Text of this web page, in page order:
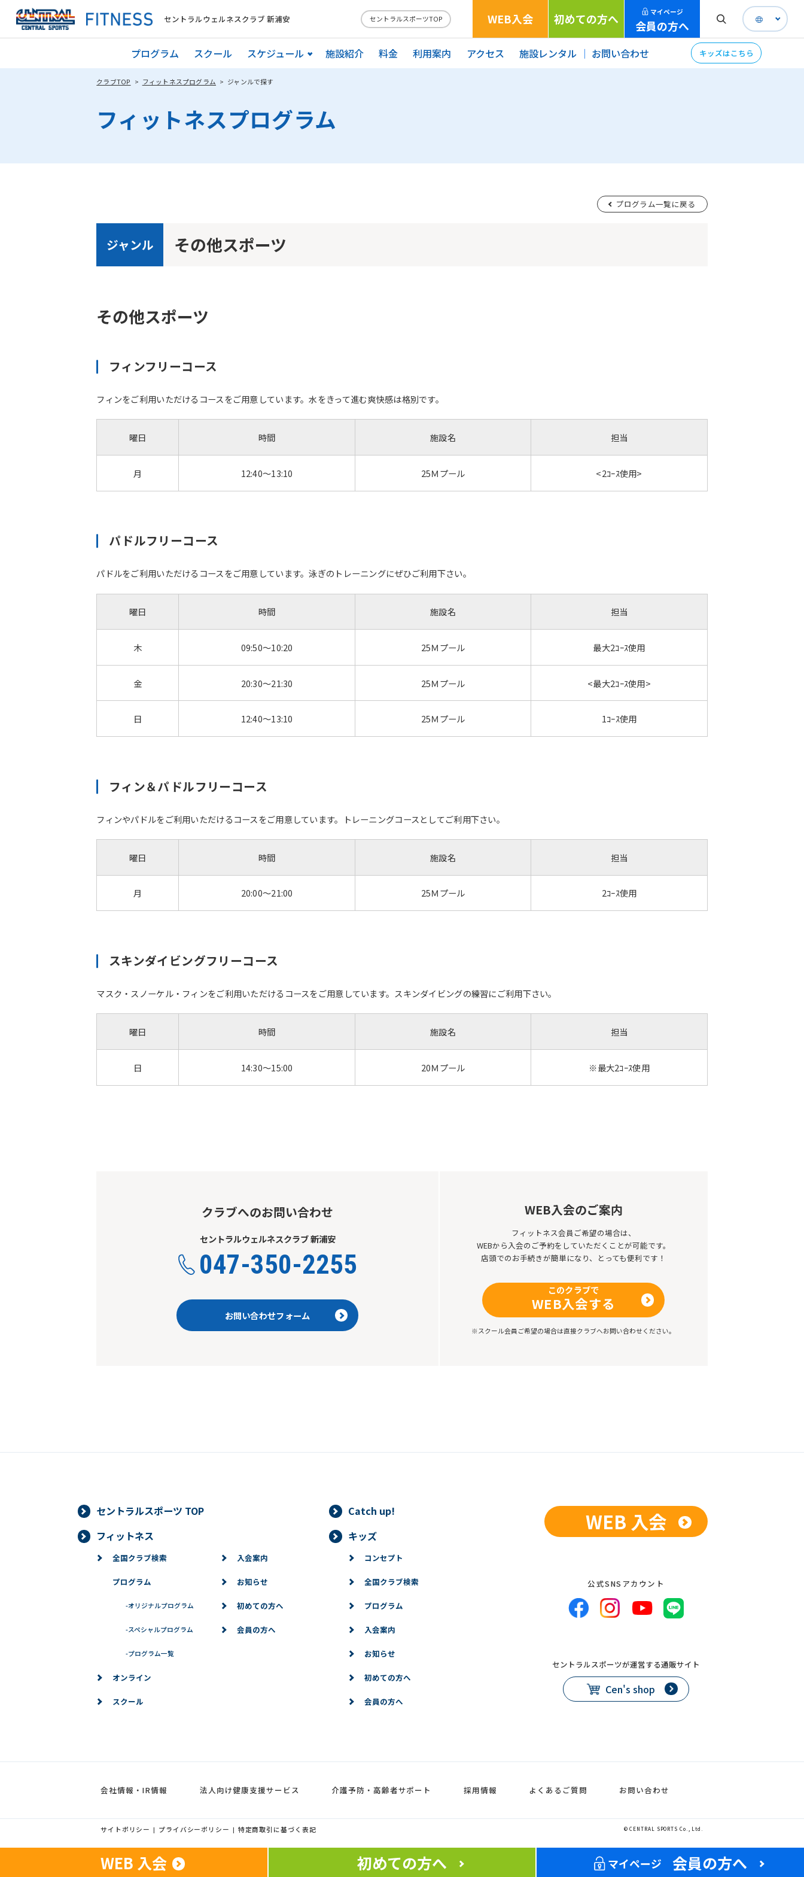
セントラルウェルネスクラブ 新浦安 セントラルスポーツTOP WEB入会 初めての方へ マイページ
会員の方へ
プログラム スクール スケジュール 施設紹介 料金 利用案内 アクセス 施設レンタル お問い合わせ キッズはこちら
クラブTOP フィットネスプログラム ジャンルで探す
フィットネスプログラム
プログラム一覧に戻る
ジャンル その他スポーツ
その他スポーツ
フィンフリーコース
フィンをご利用いただけるコースをご用意しています。水をきって進む爽快感は格別です。
曜日
月
時間
12:40～13:10
施設名
25Ｍプール
担当
<2ｺｰｽ使用>
パドルフリーコース
パドルをご利用いただけるコースをご用意しています。泳ぎのトレーニングにぜひご利用下さい。
曜日
木
時間
09:50～10:20
施設名
25Ｍプール
担当
最大2ｺｰｽ使用
金 20:30～21:30 25Ｍプール <最大2ｺｰｽ使用>
日 12:40～13:10 25Ｍプール 1ｺｰｽ使用
フィン＆パドルフリーコース
フィンやパドルをご利用いただけるコースをご用意しています。トレーニングコースとしてご利用下さい。
曜日
月
時間
20:00～21:00
施設名
25Ｍプール
担当
2ｺｰｽ使用
スキンダイビングフリーコース
マスク・スノーケル・フィンをご利用いただけるコースをご用意しています。スキンダイビングの練習にご利用下さい。
曜日
日
時間
14:30～15:00
施設名
20Ｍプール
担当
※最大2ｺｰｽ使用
クラブへのお問い合わせ
セントラルウェルネスクラブ 新浦安
047-350-2255
お問い合わせフォーム
WEB入会のご案内
フィットネス会員ご希望の場合は、
WEBから入会のご予約をしていただくことが可能です。
店頭でのお手続きが簡単になり、とっても便利です！
このクラブで
WEB入会する
※スクール会員ご希望の場合は直接クラブへお問い合わせください。
For foreigners
Central Sports official website is
automatically translated into
not be an accurate translation.
original content. We ask that you
fully understand this before using
Automatic translation start
セントラルスポーツ TOP
Catch up!
フィットネス
全国クラブ検索
プログラム
-オリジナルプログラム
-スペシャルプログラム
-プログラム一覧
オンライン
スクール
入会案内
お知らせ
初めての方へ
会員の方へ
キッズ
コンセプト
全国クラブ検索
プログラム
入会案内
お知らせ
初めての方へ
会員の方へ
WEB 入会
公式SNSアカウント
セントラルスポーツが運営する通販サイト
Cen's shop
会社情報・IR情報 法人向け健康支援サービス 介護予防・高齢者サポート 採用情報 よくあるご質問 お問い合わせ
サイトポリシー プライバシーポリシー 特定商取引に基づく表記 © CENTRAL SPORTS Co., Ltd.
WEB 入会 初めての方へ マイページ 会員の方へ